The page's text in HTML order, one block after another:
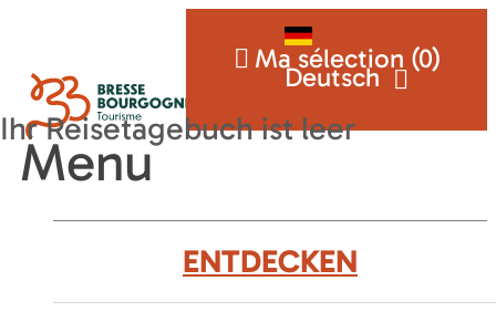
Deutsch
Ma sélection (0)
Menu
ENTDECKEN